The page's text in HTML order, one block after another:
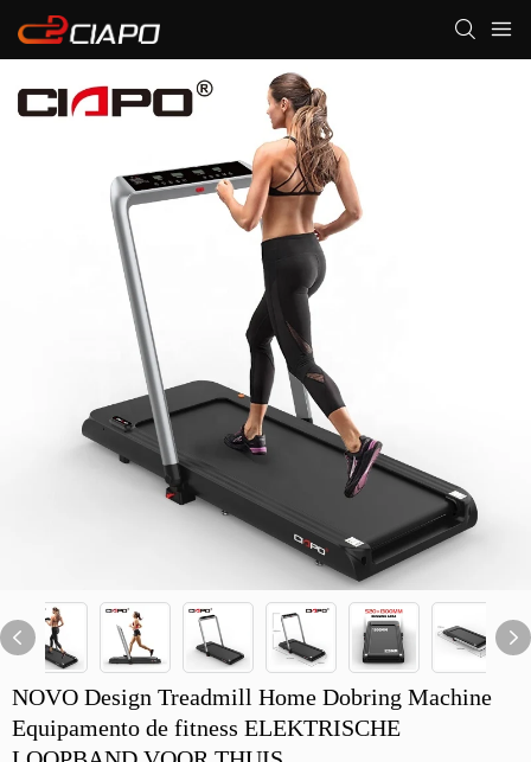
NOVO Design Treadmill Home Dobring Machine
Equipamento de fitness ELEKTRISCHE